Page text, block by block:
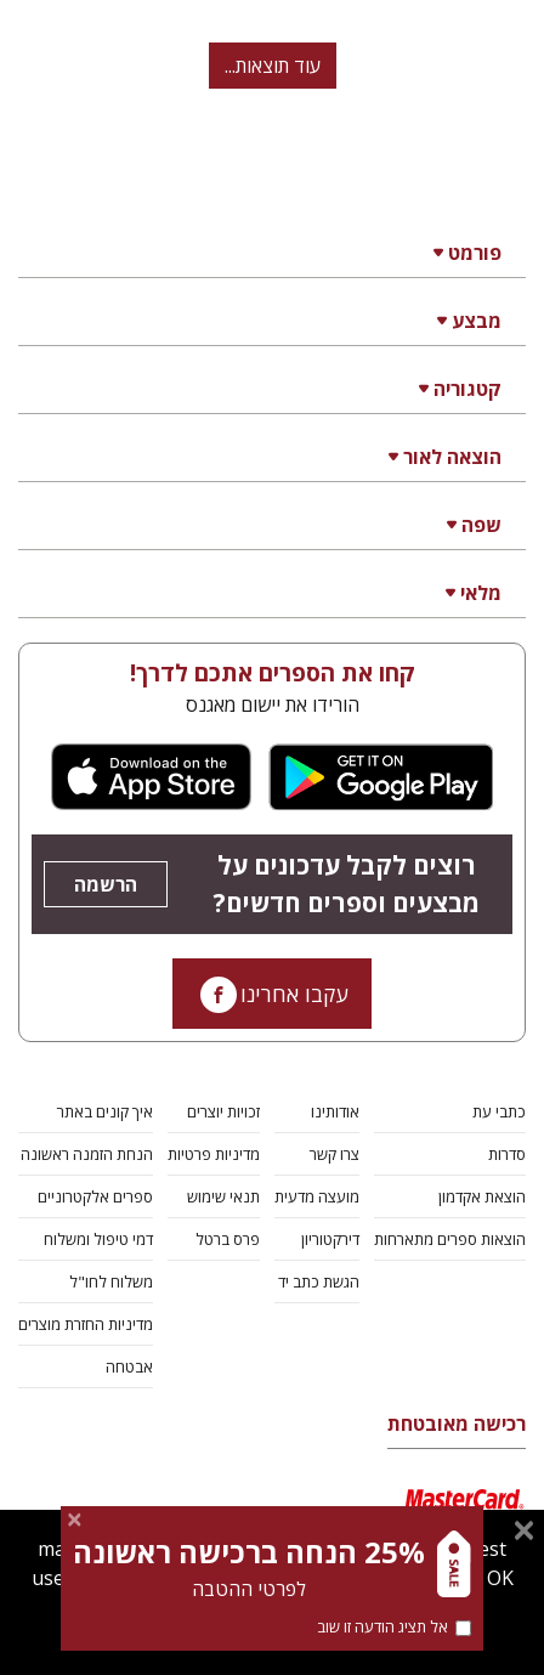
פורמט
מבצע
קטגוריה
הוצאה לאור
שפה
מלאי
עוד תוצאות...
קחו את הספרים אתכם לדרך!
הורידו את יישום מאגנס
רוצים לקבל עדכונים על
מבצעים וספרים חדשים?
הרשמה
עקבו אחרינו
כתבי עת
סדרות
הוצאת אקדמון
הוצאות ספרים מתארחות
אודותינו
צרו קשר
מועצה מדעית
דירקטוריון
הגשת כתב יד
זכויות יוצרים
מדיניות פרטיות
תנאי שימוש
פרס ברטל
איך קונים באתר
הנחת הזמנה ראשונה
ספרים אלקטרוניים
דמי טיפול ומשלוח
משלוח לחו"ל
מדיניות החזרת מוצרים
אבטחה
רכישה מאובטחת
magnespress.co.il uses cookies to give you the best
user experience. Using this website means you're OK
Find out more about ourcookies policy
25% הנחה ברכישה ראשונה
לפרטי ההטבה
אל תציג הודעה זו שוב